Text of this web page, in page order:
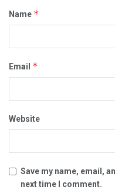
Name *
Email *
Website
Save my name, email,
next time I comment.